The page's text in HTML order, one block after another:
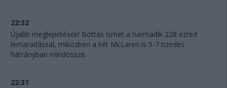
22:32
Újabb meglepetések! Bottas ismét a harmadik 228 ezred
lemaradással, miközben a két McLaren is 5-7 tizedes
hátrányban mindössze.
22:31